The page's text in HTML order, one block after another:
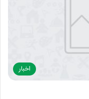
اخبار